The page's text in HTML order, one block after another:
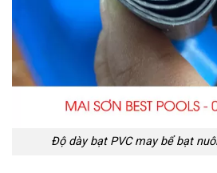
Độ dày bạt PVC may bể bạt